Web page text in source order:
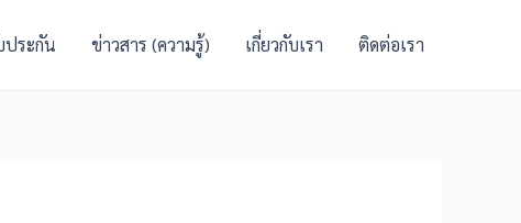
ประกัน ข่าวสาร (ความรู้) เกี่ยวกับเรา ติดต่อเรา